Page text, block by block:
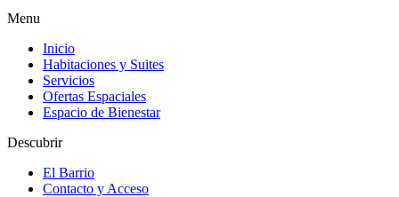
Menu
Inicio
Habitaciones y Suites
Servicios
Ofertas Espaciales
Espacio de Bienestar
Descubrir
El Barrio
Contacto y Acceso